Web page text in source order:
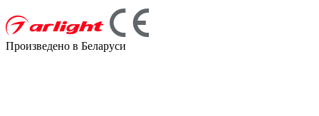
Произведено в Беларуси